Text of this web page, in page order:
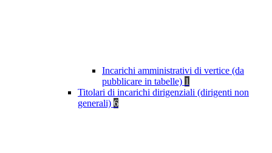
Incarichi amministrativi di vertice (da
pubblicare in tabelle) 1
Titolari di incarichi dirigenziali (dirigenti non
generali) 6